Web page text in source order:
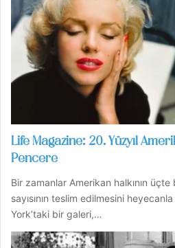
Life Magazine: 20. Yüzyıl
Pencere
Bir zamanlar Amerikan halkının
sayısının teslim edilmesini
York’taki bir galeri,…